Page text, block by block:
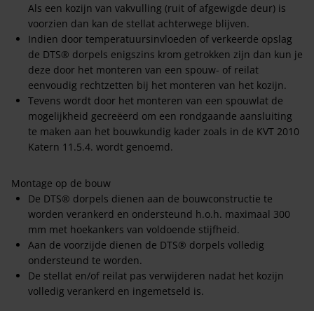
Als een kozijn van vakvulling (ruit of afgewigde deur) is
voorzien dan kan de stellat achterwege blijven.
Indien door temperatuursinvloeden of verkeerde opslag
de DTS® dorpels enigszins krom getrokken zijn dan kun je
deze door het monteren van een spouw- of reilat
eenvoudig rechtzetten bij het monteren van het kozijn.
Tevens wordt door het monteren van een spouwlat de
mogelijkheid gecreëerd om een rondgaande aansluiting
te maken aan het bouwkundig kader zoals in de KVT 2010
Katern 11.5.4. wordt genoemd.
Montage op de bouw
De DTS® dorpels dienen aan de bouwconstructie te
worden verankerd en ondersteund h.o.h. maximaal 300
mm met hoekankers van voldoende stijfheid.
Aan de voorzijde dienen de DTS® dorpels volledig
ondersteund te worden.
De stellat en/of reilat pas verwijderen nadat het kozijn
volledig verankerd en ingemetseld is.